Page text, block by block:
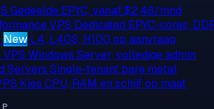
Gedeelde EPYC, vanaf $2,48/mnd
VPS Dedicated EPYC-cores,
New L4, L40S, H100 op aanvraag
Windows Server, volledige admin
Servers Single-tenant bare metal
Kies CPU, RAM en schijf op maat